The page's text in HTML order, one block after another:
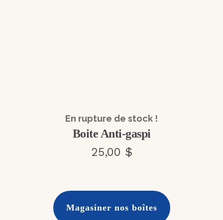
En rupture de stock !
Boite Anti-gaspi
25,00 $
Magasiner nos boîtes